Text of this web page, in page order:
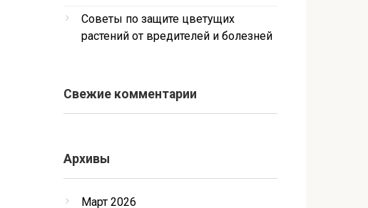
Советы по защите цветущих
растений от вредителей и болезней
Свежие комментарии
Архивы
Март 2026